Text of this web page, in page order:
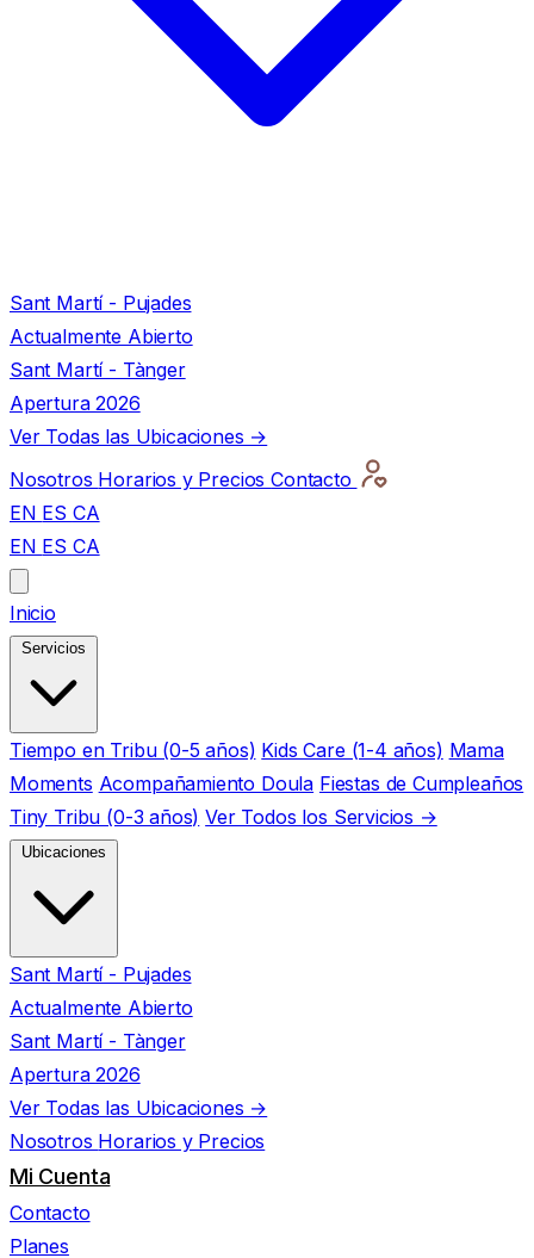
Sant Martí - Pujades
Actualmente Abierto
Sant Martí - Tànger
Apertura 2026
Ver Todas las Ubicaciones →
Nosotros Horarios y PreciosContacto
EN ES CA
EN ES CA
Inicio
Servicios
Tiempo en Tribu (0-5 años) Kids Care (1-4 años) Mama
Moments Acompañamiento Doula Fiestas de Cumpleaños
Tiny Tribu (0-3 años) Ver Todos los Servicios →
Ubicaciones
Sant Martí - Pujades
Actualmente Abierto
Sant Martí - Tànger
Apertura 2026
Ver Todas las Ubicaciones →
Nosotros Horarios y Precios
Mi Cuenta
Contacto
Planes